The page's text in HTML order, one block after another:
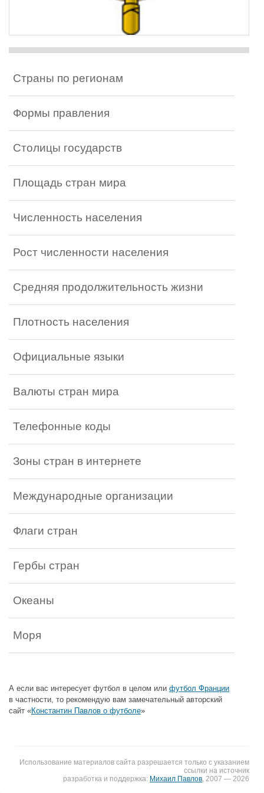
Страны по регионам
Формы правления
Столицы государств
Площадь стран мира
Численность населения
Рост численности населения
Средняя продолжительность жизни
Плотность населения
Официальные языки
Валюты стран мира
Телефонные коды
Зоны стран в интернете
Международные организации
Флаги стран
Гербы стран
Океаны
Моря
А если вас интересует футбол в целом или футбол Франции
в частности, то рекомендую вам замечательный авторский
сайт «Константин Павлов о футболе»
Использование материалов сайта разрешается только с указанием
ссылки на источник
разработка и поддержка: Михаил Павлов , 2007 — 2026